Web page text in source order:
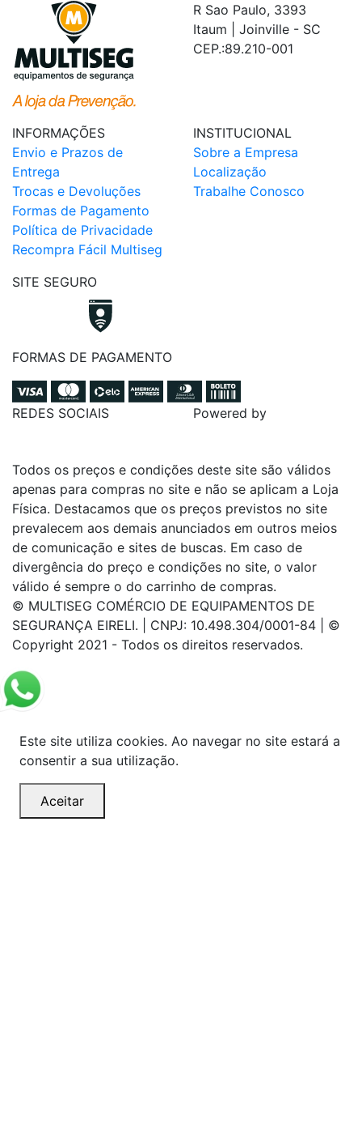
R Sao Paulo, 3393
Itaum | Joinville - SC
CEP.:89.210-001
INFORMAÇÕES
Envio e Prazos de
Entrega
Trocas e Devoluções
Formas de Pagamento
Política de Privacidade
Recompra Fácil Multiseg
INSTITUCIONAL
Sobre a Empresa
Localização
Trabalhe Conosco
SITE SEGURO
FORMAS DE PAGAMENTO
REDES SOCIAIS Powered by
Todos os preços e condições deste site são válidos
apenas para compras no site e não se aplicam a Loja
Física. Destacamos que os preços previstos no site
prevalecem aos demais anunciados em outros meios
de comunicação e sites de buscas. Em caso de
divergência do preço e condições no site, o valor
válido é sempre o do carrinho de compras.
© MULTISEG COMÉRCIO DE EQUIPAMENTOS DE
SEGURANÇA EIRELI. | CNPJ: 10.498.304/0001-84 | ©
Copyright 2021 - Todos os direitos reservados.
Este site utiliza cookies. Ao navegar no site estará a
consentir a sua utilização.
Aceitar